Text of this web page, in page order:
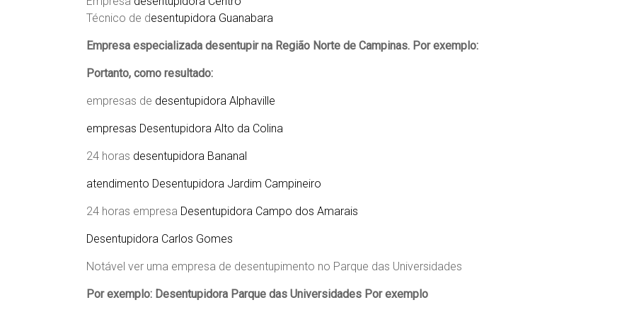
Técnico de desentupidora Guanabara
Empresa especializada desentupir na Região Norte de Campinas. Por exemplo:
Portanto, como resultado:
empresas de desentupidora Alphaville
empresas Desentupidora Alto da Colina
24 horas desentupidora Bananal
atendimento Desentupidora Jardim Campineiro
24 horas empresa Desentupidora Campo dos Amarais
Desentupidora Carlos Gomes
Notável ver uma empresa de desentupimento no Parque das Universidades
Por exemplo: Desentupidora Parque das Universidades Por exemplo